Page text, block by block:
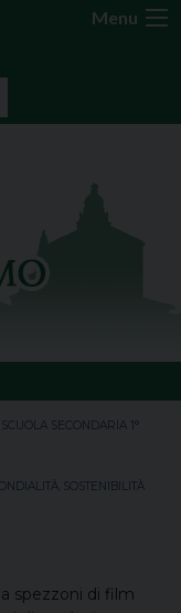
Menu
SCUOLA SECONDARIA 1°
SOSTENIBILITÀ
spezzoni di film